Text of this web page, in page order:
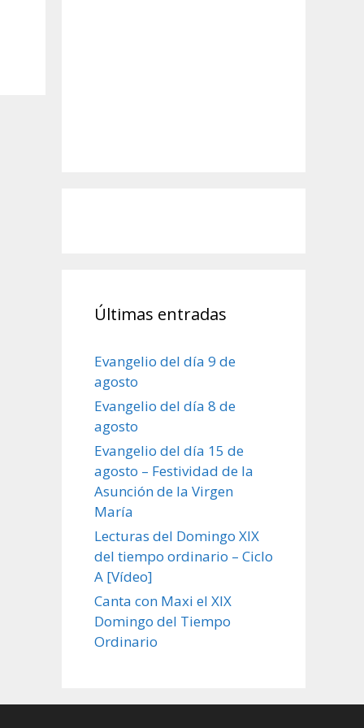
Últimas entradas
Evangelio del día 9 de
agosto
Evangelio del día 8 de
agosto
Evangelio del día 15 de
agosto – Festividad de la
Asunción de la Virgen
María
Lecturas del Domingo XIX
del tiempo ordinario – Ciclo
A [Vídeo]
Canta con Maxi el XIX
Domingo del Tiempo
Ordinario